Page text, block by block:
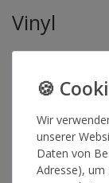
Vinyl
In 12 Songs
mal ruhig und
Inhalt: 2-
Wir
unserer
Daten von
Adresse), um